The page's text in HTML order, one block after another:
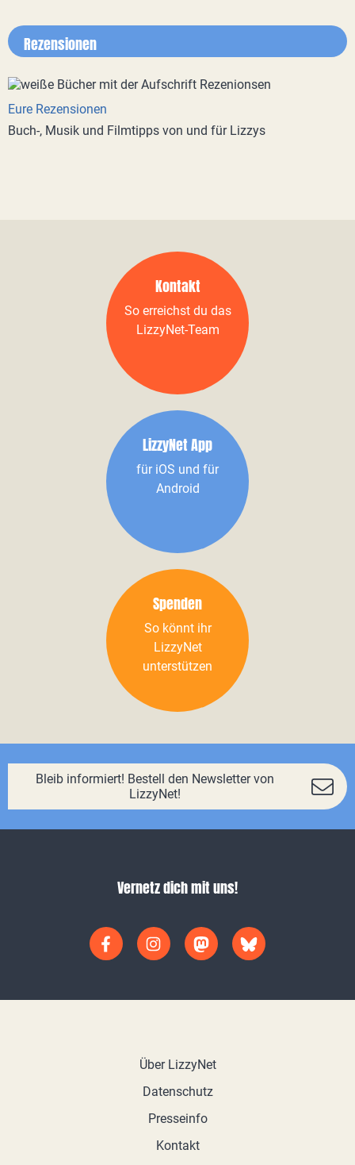
Rezensionen
Eure Rezensionen
Buch-, Musik und Filmtipps von und für Lizzys
Kontakt
So erreichst du das
LizzyNet-Team
LizzyNet App
für iOS und für
Android
Spenden
So könnt ihr
LizzyNet
unterstützen
Bleib informiert! Bestell den Newsletter von
LizzyNet!
Vernetz dich mit uns!
Über LizzyNet
Datenschutz
Presseinfo
Kontakt